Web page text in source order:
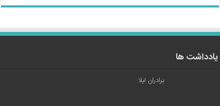
یادداشت ها
برادران لیلا